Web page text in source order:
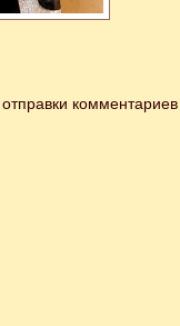
комментариев